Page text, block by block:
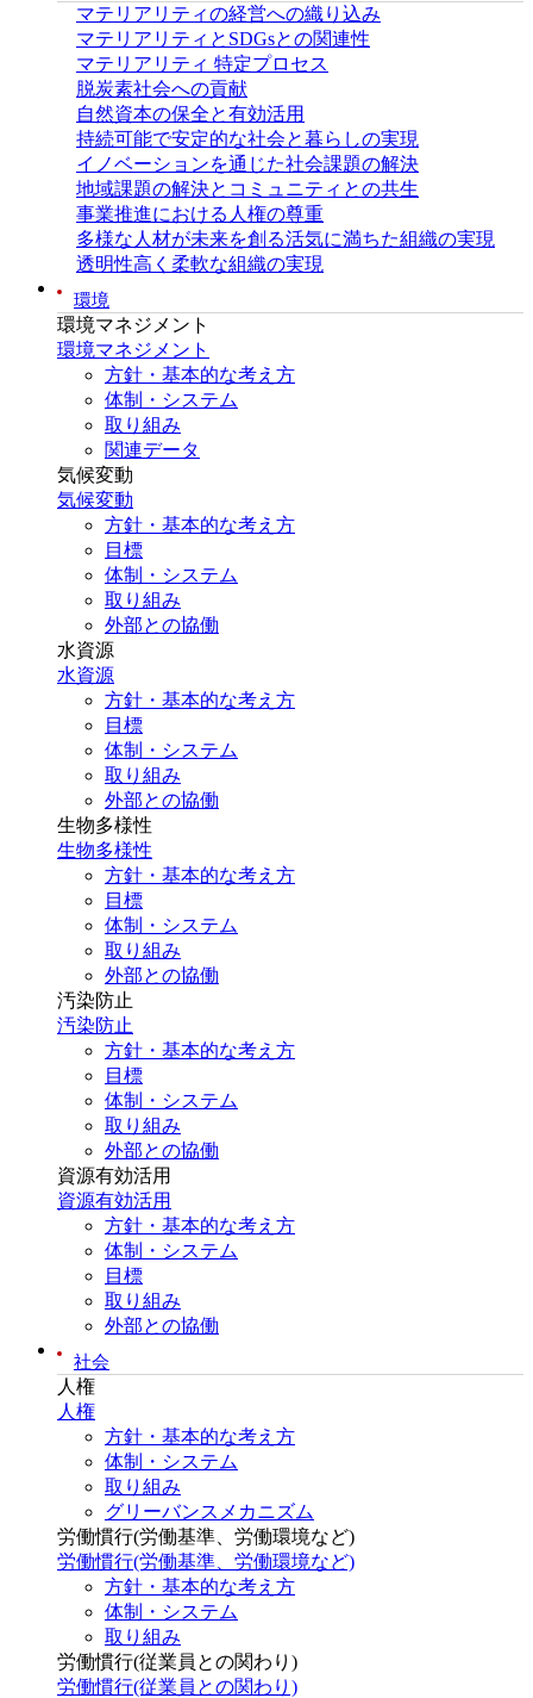
マテリアリティの経営への織り込み
マテリアリティとSDGsとの関連性
マテリアリティ 特定プロセス
脱炭素社会への貢献
自然資本の保全と有効活用
持続可能で安定的な社会と暮らしの実現
イノベーションを通じた社会課題の解決
地域課題の解決とコミュニティとの共生
事業推進における人権の尊重
多様な人材が未来を創る活気に満ちた組織の実現
透明性高く柔軟な組織の実現
環境
環境マネジメント
環境マネジメント
方針・基本的な考え方
体制・システム
取り組み
関連データ
気候変動
気候変動
方針・基本的な考え方
目標
体制・システム
取り組み
外部との協働
水資源
水資源
方針・基本的な考え方
目標
体制・システム
取り組み
外部との協働
生物多様性
生物多様性
方針・基本的な考え方
目標
体制・システム
取り組み
外部との協働
汚染防止
汚染防止
方針・基本的な考え方
目標
体制・システム
取り組み
外部との協働
資源有効活用
資源有効活用
方針・基本的な考え方
体制・システム
目標
取り組み
外部との協働
社会
人権
人権
方針・基本的な考え方
体制・システム
取り組み
グリーバンスメカニズム
労働慣行(労働基準、労働環境など)
労働慣行(労働基準、労働環境など)
方針・基本的な考え方
体制・システム
取り組み
労働慣行(従業員との関わり)
労働慣行(従業員との関わり)